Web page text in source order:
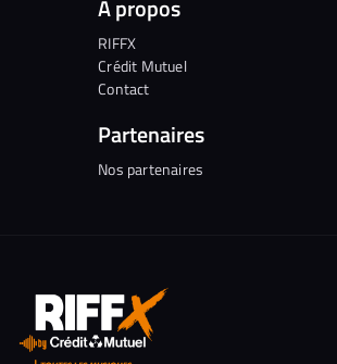
A propos
RIFFX
Crédit Mutuel
Contact
Partenaires
Nos partenaires